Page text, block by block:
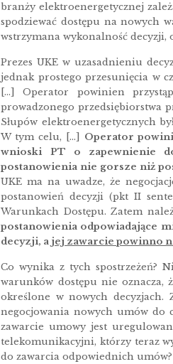
branży elektroenergetycznej
spodziewać dostępu na nowych
wstrzymana wykonalność decyzji,
Prezes UKE w uzasadnieniu
jednak prostego przesunięcia w
[…] Operator powinien
prowadzonego przedsiębiorstwa
Słupów elektroenergetycznych
W tym celu, […] Operator
wnioski PT o zapewnienie
postanowienia nie gorsze niż
UKE ma na uwadze, że
postanowień decyzji (pkt II
Warunkach Dostępu. Zatem
postanowienia odpowiadające
decyzji, a jej zawarcie powinno
Co wynika z tych spostrzeżeń?
warunków dostępu nie oznacza,
określone w nowych decyzjach.
negocjowania nowych umów do
zawarcie umowy jest
telekomunikacyjni, którzy teraz
do zawarcia odpowiednich umów?